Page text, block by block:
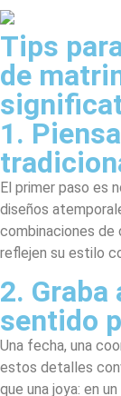
Tips
de
1.
El primer paso es
diseños
combinaciones de
reflejen su estilo
2. Graba
sentido
Una fecha, una
estos detalles
que una joya: en